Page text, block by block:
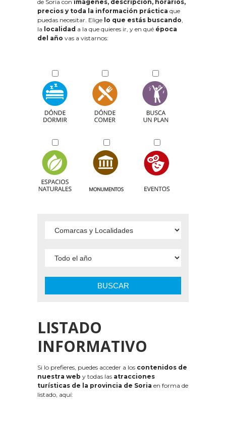
de Soria con imágenes, descripción, horarios,
precios y toda la información práctica que
puedas necesitar. Elige lo que estás buscando,
la localidad a la que quieres ir, y en qué época
del año vas a vistarnos:
BUSCAR
LISTADO
INFORMATIVO
Si lo prefieres, puedes acceder a los contenidos de
nuestra web y todas las atracciones
turísticas de la provincia de Soria en forma de
listado, aquí: